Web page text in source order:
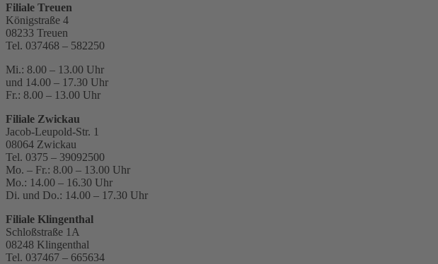
Filiale Treuen
Königstraße 4
08233 Treuen
Tel. 037468 – 582250
Mi.: 8.00 – 13.00 Uhr
und 14.00 – 17.30 Uhr
Fr.: 8.00 – 13.00 Uhr
Filiale Zwickau
Jacob-Leupold-Str. 1
08064 Zwickau
Tel. 0375 – 39092500
Mo. – Fr.: 8.00 – 13.00 Uhr
Mo.: 14.00 – 16.30 Uhr
Di. und Do.: 14.00 – 17.30 Uhr
Filiale Klingenthal
Schloßstraße 1A
08248 Klingenthal
Tel. 037467 – 665634